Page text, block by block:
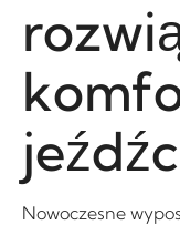
Nowoczesne